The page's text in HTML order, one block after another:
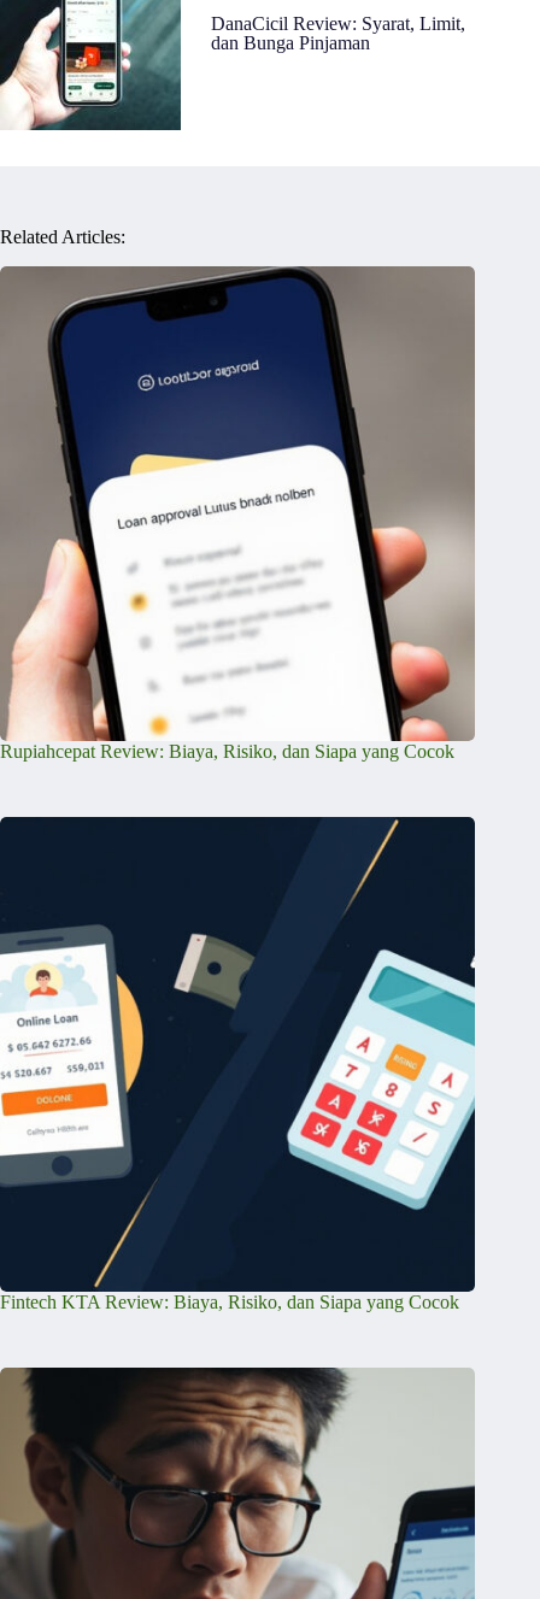
DanaCicil Review: Syarat, Limit,
dan Bunga Pinjaman
Related Articles:
Rupiahcepat Review: Biaya, Risiko, dan Siapa yang Cocok
Fintech KTA Review: Biaya, Risiko, dan Siapa yang Cocok